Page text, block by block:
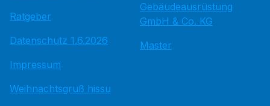
Ratgeber
Datenschutz 1.6.2026
Impressum
Weihnachtsgruß hissu
Gebäudeausrüstung
GmbH & Co. KG
Master